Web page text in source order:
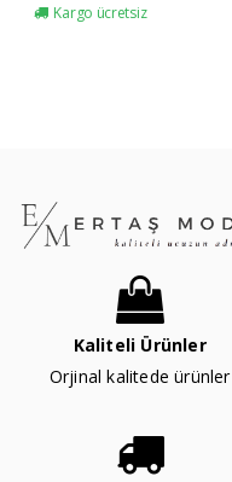
Kargo ücretsiz
Kaliteli Ürünler
Orjinal kalitede ürünler